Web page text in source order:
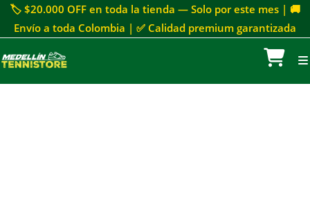
🏷 $20.000 OFF en toda la tienda — Solo por este mes | 🚚
Envío a toda Colombia | ✅ Calidad premium garantizada